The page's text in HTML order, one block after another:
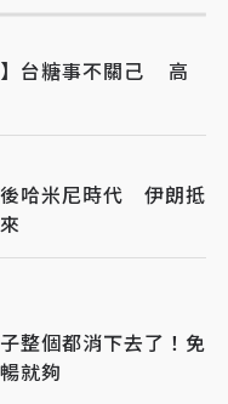
】台糖事不關己 高
後哈米尼時代 伊朗抵
整個都消下去了！免
就夠